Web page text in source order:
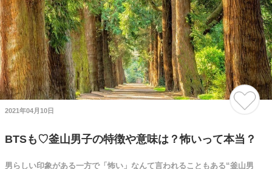
2021年04月10日
BTSも♡釜山男子の特徴や意味は？怖いって本当？
男らしい印象がある一方で「怖い」なんて言われることもある“釜山男